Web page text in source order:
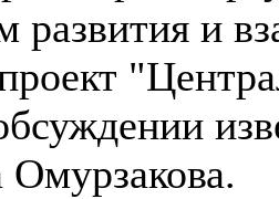
развития и
Омурзакова.